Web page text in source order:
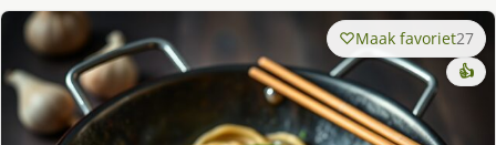
Maak favoriet27
👍